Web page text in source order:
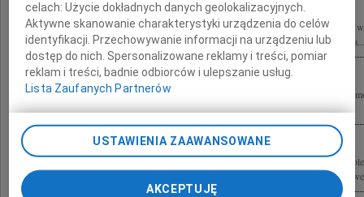
Łączymy się w żałobie po tragicznie zmarłych Osobach w katastrofie samolotowej
Katynia. Brak jest słów, aby wyrazić smutek i żal po stracie całej Załogi Prezydenta...
Z głębokim bólem przyjęliśmy wiadomość, że wśród ofiar katastrofy lotniczej w
ponieśli Prezydent Rzeczypospolitej Polskiej Lech Kaczyński i Jego...
Wstrząśnięci ogromem tragedii tragicznie zmarłych w katastrofie lotniczej pod
żegnamy Wielkich Przyjaciół Stowarzyszenia Łagierników Żołnierzy Armii
celach:Użycie dokładnych danych geolokalizacyjnych.
Aktywne skanowanie charakterystyki urządzenia do celów
identyfikacji. Przechowywanie informacji na urządzeniu lub
dostęp do nich. Spersonalizowane reklamy i treści, pomiar
reklam i treści, badnie odbiorców i ulepszanie usług.
Lista Zaufanych Partnerów
USTAWIENIA ZAAWANSOWANE
AKCEPTUJĘ